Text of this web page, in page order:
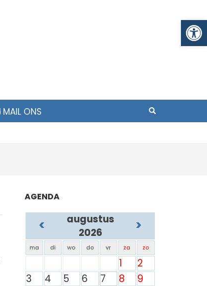
MAIL ONS
AGENDA
<
augustus
2026
>
ma di wo do vr za zo
1
2
3
4 5 6 7 8
9